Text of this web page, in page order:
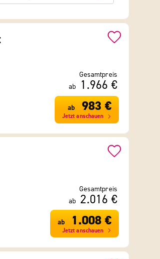
Gesamtpreis
ab
1.966 €
ab 983 €
Jetzt anschauen
Gesamtpreis
ab 2.016 €
ab 1.008 €
Jetzt anschauen